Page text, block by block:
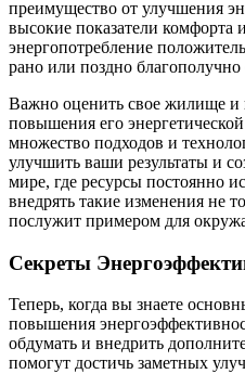
преимущество от улучшения
высокие показатели комфорта
энергопотребление
рано или поздно
Важно оценить свое жилище и
повышения его
множество подходов и
улучшить ваши результаты и
мире, где ресурсы постоянно
внедрять такие изменения не
послужит примером для
Секреты
Теперь, когда вы знаете
повышения
обдумать и внедрить
помогут достичь заметных